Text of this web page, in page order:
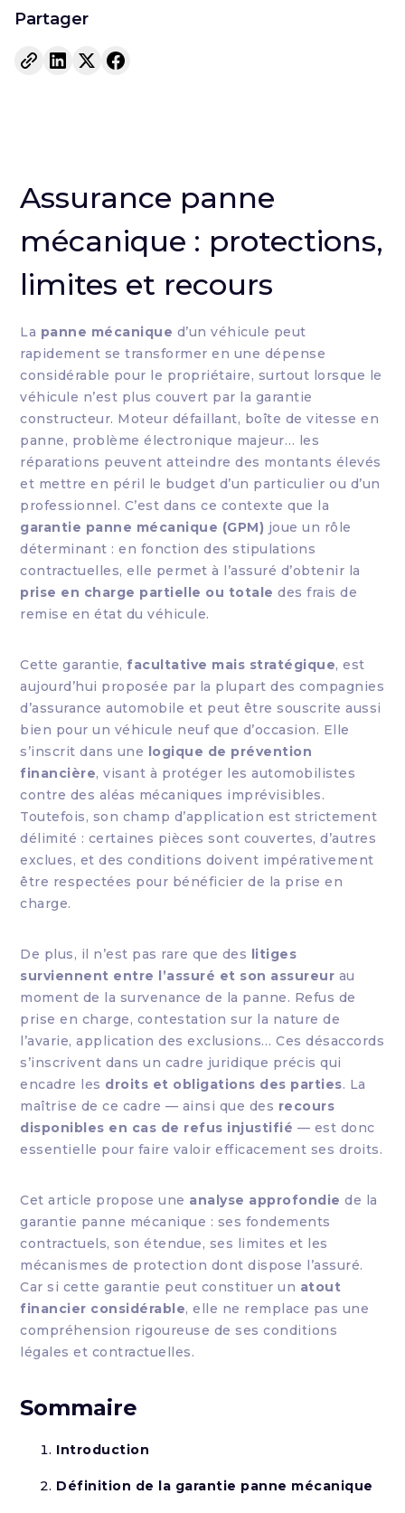
Partager
Assurance panne
mécanique : protections,
limites et recours
La panne mécanique d’un véhicule peut
rapidement se transformer en une dépense
considérable pour le propriétaire, surtout lorsque le
véhicule n’est plus couvert par la garantie
constructeur. Moteur défaillant, boîte de vitesse en
panne, problème électronique majeur… les
réparations peuvent atteindre des montants élevés
et mettre en péril le budget d’un particulier ou d’un
professionnel. C’est dans ce contexte que la
garantie panne mécanique (GPM) joue un rôle
déterminant : en fonction des stipulations
contractuelles, elle permet à l’assuré d’obtenir la
prise en charge partielle ou totale des frais de
remise en état du véhicule.
Cette garantie, facultative mais stratégique, est
aujourd’hui proposée par la plupart des compagnies
d’assurance automobile et peut être souscrite aussi
bien pour un véhicule neuf que d’occasion. Elle
s’inscrit dans une logique de prévention
financière, visant à protéger les automobilistes
contre des aléas mécaniques imprévisibles.
Toutefois, son champ d’application est strictement
délimité : certaines pièces sont couvertes, d’autres
exclues, et des conditions doivent impérativement
être respectées pour bénéficier de la prise en
charge.
De plus, il n’est pas rare que des litiges
surviennent entre l’assuré et son assureur au
moment de la survenance de la panne. Refus de
prise en charge, contestation sur la nature de
l’avarie, application des exclusions… Ces désaccords
s’inscrivent dans un cadre juridique précis qui
encadre les droits et obligations des parties. La
maîtrise de ce cadre — ainsi que des recours
disponibles en cas de refus injustifié — est donc
essentielle pour faire valoir efficacement ses droits.
Cet article propose une analyse approfondie de la
garantie panne mécanique : ses fondements
contractuels, son étendue, ses limites et les
mécanismes de protection dont dispose l’assuré.
Car si cette garantie peut constituer un atout
financier considérable, elle ne remplace pas une
compréhension rigoureuse de ses conditions
légales et contractuelles.
Sommaire
Introduction
Définition de la garantie panne mécanique